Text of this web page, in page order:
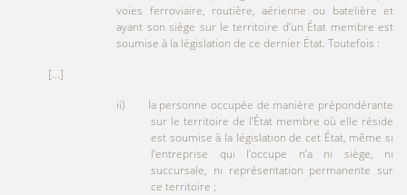
voies ferroviaire, routière, aérienne ou batelière et
ayant son siège sur le territoire d’un État membre est
soumise à la législation de ce dernier État. Toutefois :
[...]
ii) la personne occupée de manière prépondérante
sur le territoire de l’État membre où elle réside
est soumise à la législation de cet État, même si
l’entreprise qui l’occupe n’a ni siège, ni
succursale, ni représentation permanente sur
ce territoire ;